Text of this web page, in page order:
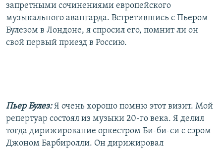
запретными сочинениями европейского
музыкального авангарда. Встретившись с Пьером
Булезом в Лондоне, я спросил его, помнит ли он
свой первый приезд в Россию.
Пьер Булез:Я очень хорошо помню этот визит. Мой
репертуар состоял из музыки 20-го века. Я делил
тогда дирижирование оркестром Би-би-си с сэром
Джоном Барбиролли. Он дирижировал